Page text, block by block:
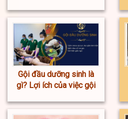
Gội đầu dưỡng sinh là
gì? Lợi ích của việc gội